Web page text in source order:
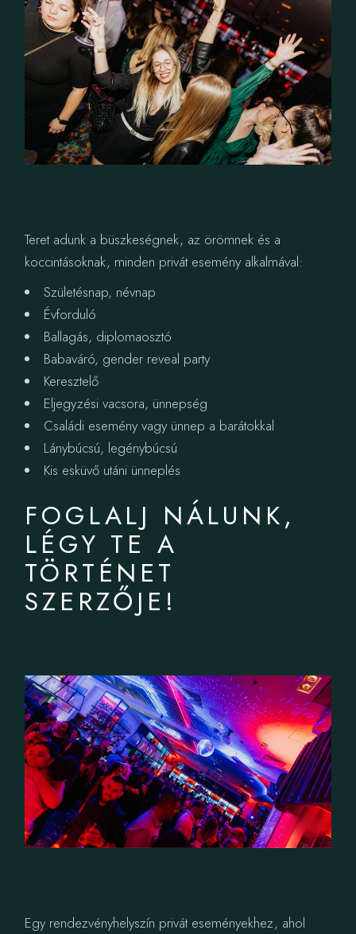
Teret adunk a büszkeségnek, az örömnek és a
koccintásoknak, minden privát esemény alkalmával:
Születésnap, névnap
Évforduló
Ballagás, diplomaosztó
Babaváró, gender reveal party
Keresztelő
Eljegyzési vacsora, ünnepség
Családi esemény vagy ünnep a barátokkal
Lánybúcsú, legénybúcsú
Kis esküvő utáni ünneplés
FOGLALJ NÁLUNK,
LÉGY TE A
TÖRTÉNET
SZERZŐJE!
Egy rendezvényhelyszín privát eseményekhez, ahol